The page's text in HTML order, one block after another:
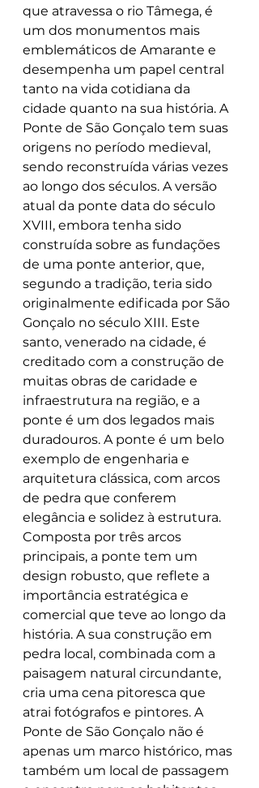
que atravessa o rio Tâmega, é
um dos monumentos mais
emblemáticos de Amarante e
desempenha um papel central
tanto na vida cotidiana da
cidade quanto na sua história. A
Ponte de São Gonçalo tem suas
origens no período medieval,
sendo reconstruída várias vezes
ao longo dos séculos. A versão
atual da ponte data do século
XVIII, embora tenha sido
construída sobre as fundações
de uma ponte anterior, que,
segundo a tradição, teria sido
originalmente edificada por São
Gonçalo no século XIII. Este
santo, venerado na cidade, é
creditado com a construção de
muitas obras de caridade e
infraestrutura na região, e a
ponte é um dos legados mais
duradouros. A ponte é um belo
exemplo de engenharia e
arquitetura clássica, com arcos
de pedra que conferem
elegância e solidez à estrutura.
Composta por três arcos
principais, a ponte tem um
design robusto, que reflete a
importância estratégica e
comercial que teve ao longo da
história. A sua construção em
pedra local, combinada com a
paisagem natural circundante,
cria uma cena pitoresca que
atrai fotógrafos e pintores. A
Ponte de São Gonçalo não é
apenas um marco histórico, mas
também um local de passagem